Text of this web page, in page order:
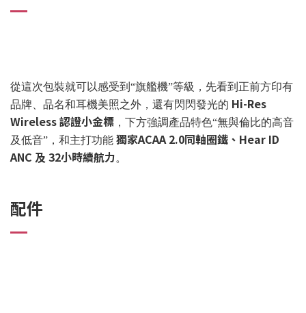
從這次包裝就可以感受到“旗艦機”等級，先看到正前方印有
品牌、品名和耳機美照之外，還有閃閃發光的 Hi-Res
Wireless 認證小金標 ，下方強調產品特色“無與倫比的高音
及低音”，和主打功能 獨家ACAA 2.0同軸圈鐵、Hear ID
ANC 及 32小時續航力。
配件